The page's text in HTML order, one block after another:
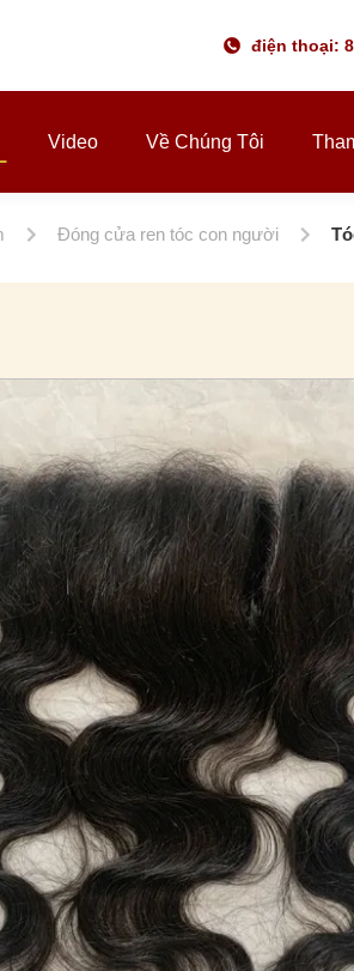
điện thoại:
Video Về Chúng Tôi
Đóng cửa ren tóc con người